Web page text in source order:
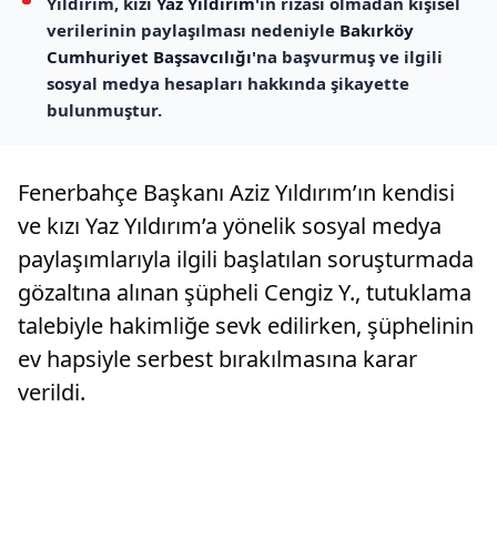
verilerinin paylaşılması nedeniyle Bakırköy
Cumhuriyet Başsavcılığı'na başvurmuş ve ilgili
sosyal medya hesapları hakkında şikayette
bulunmuştur.
Fenerbahçe Başkanı Aziz Yıldırım’ın kendisi
ve kızı Yaz Yıldırım’a yönelik sosyal medya
paylaşımlarıyla ilgili başlatılan soruşturmada
gözaltına alınan şüpheli Cengiz Y., tutuklama
talebiyle hakimliğe sevk edilirken, şüphelinin
ev hapsiyle serbest bırakılmasına karar
verildi.